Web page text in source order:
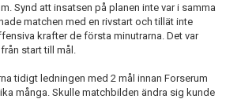
Synd att insatsen på planen inte var i samma
matchen med en rivstart och tillät inte
krafter de första minutrarna. Det var
start till mål.
tidigt ledningen med 2 mål innan Forserum
många. Skulle matchbilden ändra sig kunde